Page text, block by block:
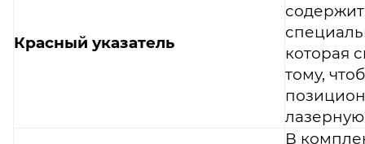
Красный указатель
которая
тому,
лазерную
В